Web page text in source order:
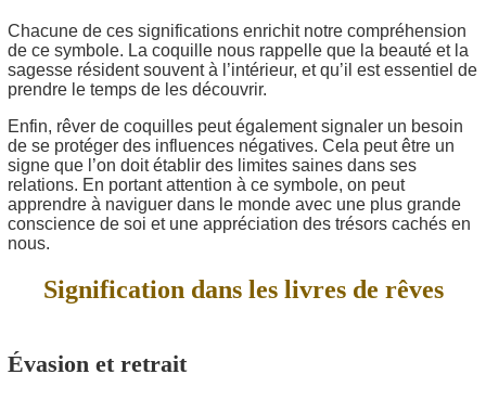
Chacune de ces significations enrichit notre compréhension
de ce symbole. La coquille nous rappelle que la beauté et la
sagesse résident souvent à l’intérieur, et qu’il est essentiel de
prendre le temps de les découvrir.
Enfin, rêver de coquilles peut également signaler un besoin
de se protéger des influences négatives. Cela peut être un
signe que l’on doit établir des limites saines dans ses
relations. En portant attention à ce symbole, on peut
apprendre à naviguer dans le monde avec une plus grande
conscience de soi et une appréciation des trésors cachés en
nous.
Signification dans les livres de rêves
Évasion et retrait